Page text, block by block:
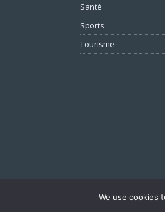
Santé
Sports
Tourisme
We use cookies